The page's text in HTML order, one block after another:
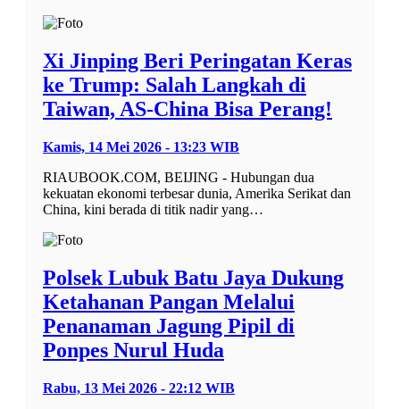
Xi Jinping Beri Peringatan Keras
ke Trump: Salah Langkah di
Taiwan, AS-China Bisa Perang!
Kamis, 14 Mei 2026 - 13:23 WIB
RIAUBOOK.COM, BEIJING - Hubungan dua
kekuatan ekonomi terbesar dunia, Amerika Serikat dan
China, kini berada di titik nadir yang…
Polsek Lubuk Batu Jaya Dukung
Ketahanan Pangan Melalui
Penanaman Jagung Pipil di
Ponpes Nurul Huda
Rabu, 13 Mei 2026 - 22:12 WIB